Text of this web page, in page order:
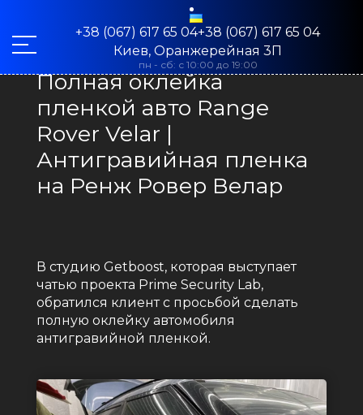
+38 (067) 617 65 04+38 (067) 617 65 04
Киев, Оранжерейная 3П
пн - сб: с 10:00 до 19:00
Полная оклейка
пленкой авто Range
Rover Velar |
Антигравийная пленка
на Ренж Ровер Велар
В студию Getboost, которая выступает
чатью проекта Prime Security Lab,
обратился клиент с просьбой сделать
полную оклейку автомобиля
антигравийной пленкой.